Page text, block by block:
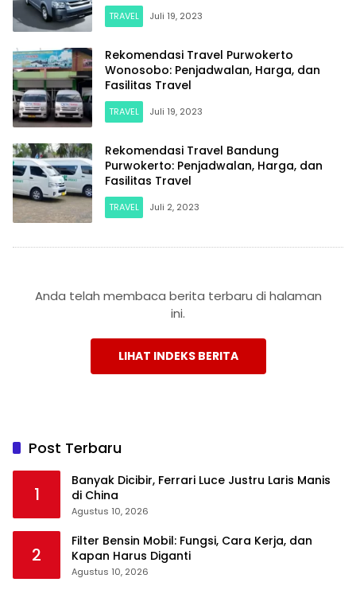
TRAVEL Juli 19, 2023
Rekomendasi Travel Purwokerto
Wonosobo: Penjadwalan, Harga, dan
Fasilitas Travel
TRAVEL Juli 19, 2023
Rekomendasi Travel Bandung
Purwokerto: Penjadwalan, Harga, dan
Fasilitas Travel
TRAVEL Juli 2, 2023
Anda telah membaca berita terbaru di halaman
ini.
LIHAT INDEKS BERITA
Post Terbaru
1
Banyak Dicibir, Ferrari Luce Justru Laris Manis
di China
Agustus 10, 2026
2
Filter Bensin Mobil: Fungsi, Cara Kerja, dan
Kapan Harus Diganti
Agustus 10, 2026